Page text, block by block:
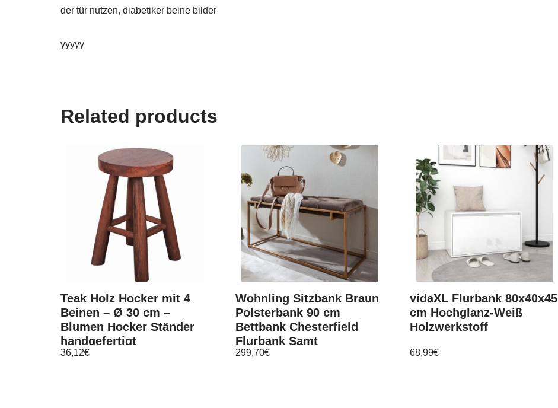
der tür nutzen, diabetiker beine bilder
yyyyy
Related products
Teak Holz Hocker mit 4
Beinen – Ø 30 cm –
Blumen Hocker Ständer
handgefertigt
36,12€
Wohnling Sitzbank Braun
Polsterbank 90 cm
Bettbank Chesterfield
Flurbank Samt
299,70€
vidaXL Flurbank 80x40x45
cm Hochglanz-Weiß
Holzwerkstoff
68,99€